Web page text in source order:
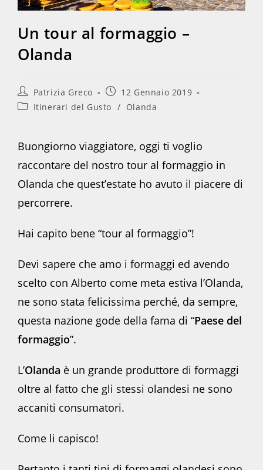
Un tour al formaggio –
Olanda
Autore
dell'articolo:
Patrizia Greco
Articolo
pubblicato:
12 Gennaio 2019
Categoria
Itinerari del Gusto / Olanda
Buongiorno viaggiatore, oggi ti voglio
raccontare del nostro tour al formaggio in
Olanda che quest’estate ho avuto il piacere di
percorrere.
Hai capito bene “tour al formaggio”!
Devi sapere che amo i formaggi ed avendo
scelto con Alberto come meta estiva l’Olanda,
ne sono stata felicissima perché, da sempre,
questa nazione gode della fama di “Paese del
formaggio”.
L’Olanda è un grande produttore di formaggi
oltre al fatto che gli stessi olandesi ne sono
accaniti consumatori.
Come li capisco!